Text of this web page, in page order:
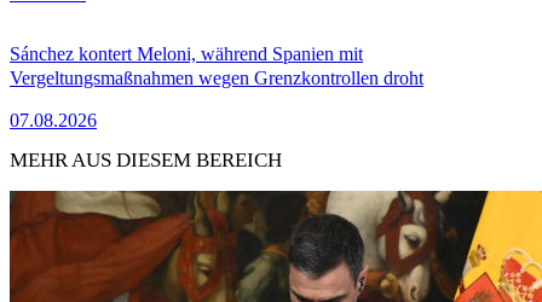
Sánchez kontert Meloni, während Spanien mit
Vergeltungsmaßnahmen wegen Grenzkontrollen droht
07.08.2026
MEHR AUS DIESEM BEREICH